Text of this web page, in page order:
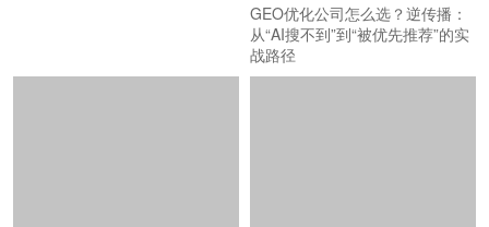
GEO优化公司怎么选？逆传播：
从“AI搜不到”到“被优先推荐”的实
战路径